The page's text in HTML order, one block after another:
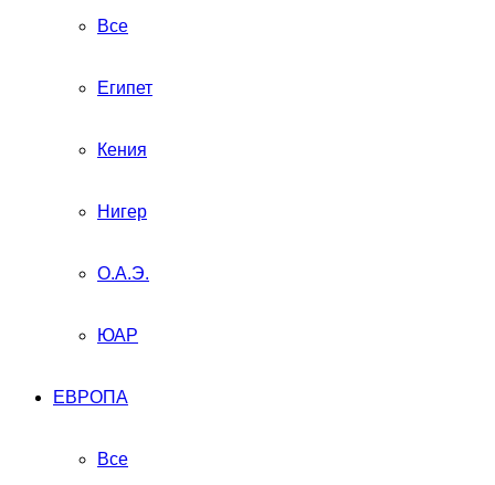
Все
Египет
Кения
Нигер
О.А.Э.
ЮАР
ЕВРОПА
Все